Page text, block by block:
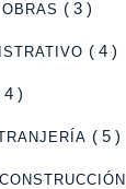
( 3 )
( 4 )
4 )
( 5 )